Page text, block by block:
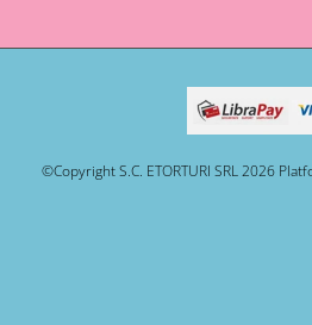
©Copyright S.C. ETORTURI SRL 2026